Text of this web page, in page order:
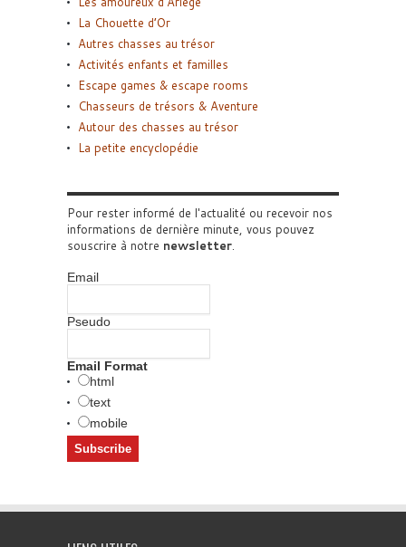
La Chouette d’Or
Autres chasses au trésor
Activités enfants et familles
Escape games & escape rooms
Chasseurs de trésors & Aventure
Autour des chasses au trésor
La petite encyclopédie
Pour rester informé de l'actualité ou recevoir nos
informations de dernière minute, vous pouvez
souscrire à notre newsletter.
Email
Pseudo
Email Format
html
text
mobile